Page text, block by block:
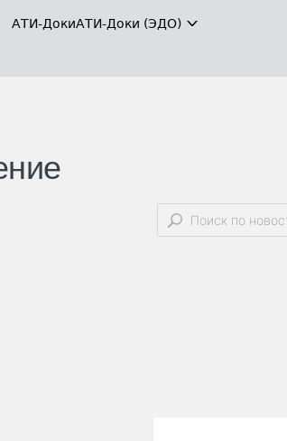
АТИ-ДокиАТИ-Доки (ЭДО)